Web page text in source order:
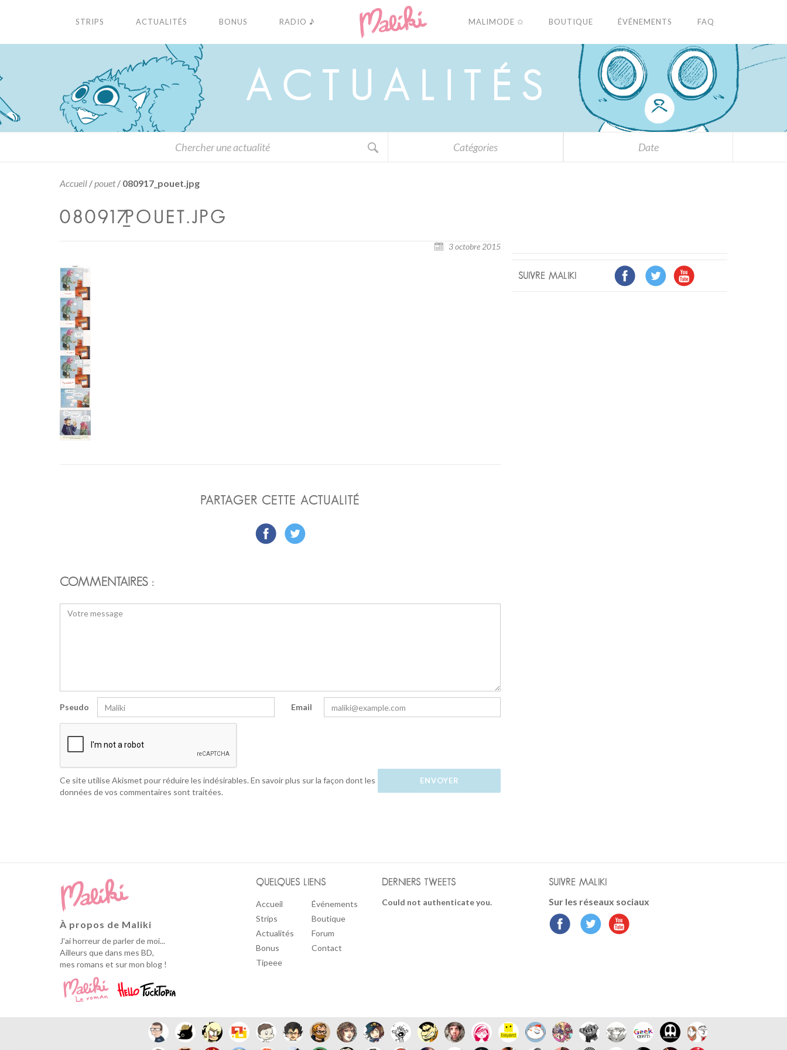
STRIPS ACTUALITÉS BONUS RADIO ♪ MALIMODE ✩ BOUTIQUE ÉVÉNEMENTS FAQ
A C U A L É S
Catégories Date
Accueil /pouet/ 080917_pouet.jpg
080917_POUET.JPG
3 octobre 2015
PARTAGER CETTE ACTUALITÉ
COMMENTAIRES :
Pseudo Email
Ce site utilise Akismet pour réduire les indésirables.En savoir plus sur la façon dont les
données de vos commentaires sont traitées.
SUIVRE MALIKI
À propos de Maliki
J'ai horreur de parler de moi...
Ailleurs que dans mes BD,
mes romans et sur mon blog !
QUELQUES LIENS
Accueil
Strips
Actualités
Bonus
Tipeee
Événements
Boutique
Forum
Contact
DERNIERS TWEETS
Could not authenticate you.
SUIVRE MALIKI
Sur les réseaux sociaux